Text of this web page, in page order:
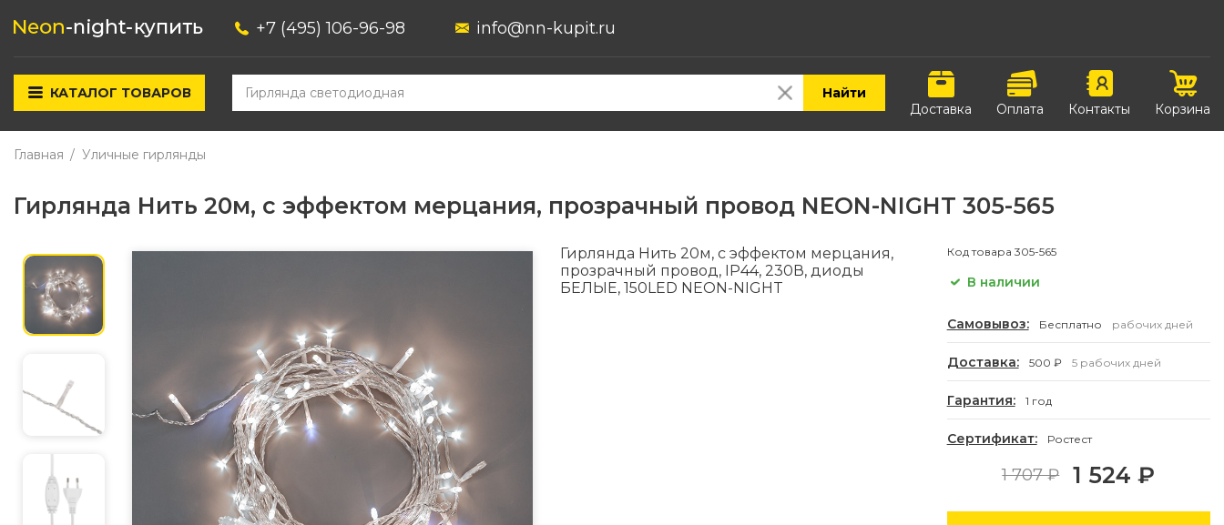
+7 (495) 106-96-98 info@nn-kupit.ru
КАТАЛОГ ТОВАРОВ
Найти
Доставка
Оплата Контакты Корзина
Главная Уличные гирлянды
Гирлянда Нить 20м, с эффектом мерцания, прозрачный провод NEON-NIGHT 305-565
Гирлянда Нить 20м, с эффектом мерцания,
прозрачный провод, IP44, 230В, диоды
БЕЛЫЕ, 150LED NEON-NIGHT
Код товара 305-565
В наличии
Самовывоз: Бесплатно рабочих дней
Доставка: 500 ₽ 5 рабочих дней
Гарантия: 1 год
Сертификат: Ростест
1 707 ₽ 1 524 ₽